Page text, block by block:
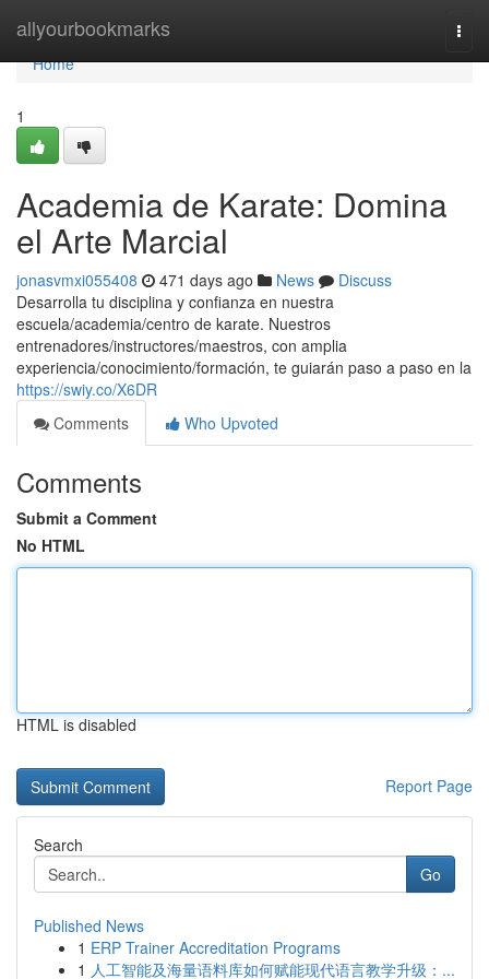
allyourbookmarks
Home
Home
1
Academia de Karate: Domina
el Arte Marcial
jonasvmxi055408 471 days ago News
Discuss
Desarrolla tu disciplina y confianza en nuestra
escuela/academia/centro de karate. Nuestros
entrenadores/instructores/maestros, con amplia
experiencia/conocimiento/formación, te guiarán paso a paso en la
https://swiy.co/X6DR
Comments
Who Upvoted
Comments
Submit a Comment
No HTML
HTML is disabled
Report Page
Search
Go
Published News
1 ERP Trainer Accreditation Programs
1 人工智能及海量语料库如何赋能现代语言教学升级：...